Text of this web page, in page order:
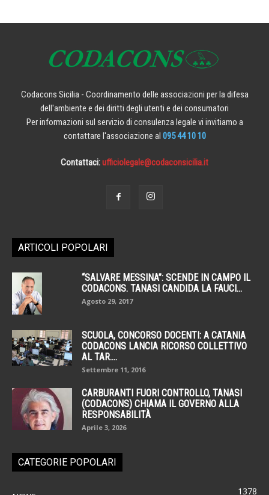
Codacons Sicilia - Coordinamento delle associazioni per la difesa
dell'ambiente e dei diritti degli utenti e dei consumatori
Per informazioni sul servizio di consulenza legale vi invitiamo a
contattare l'associazione al 095 44 10 10
Contattaci:ufficiolegale@codaconsicilia.it
ARTICOLI POPOLARI
“SALVARE MESSINA”: SCENDE IN CAMPO IL
CODACONS. TANASI CANDIDA LA FAUCI...
Agosto 29, 2017
SCUOLA, CONCORSO DOCENTI: A CATANIA
CODACONS LANCIA RICORSO COLLETTIVO
AL TAR....
Settembre 11, 2016
CARBURANTI FUORI CONTROLLO, TANASI
(CODACONS) CHIAMA IL GOVERNO ALLA
RESPONSABILITÀ
Aprile 3, 2026
CATEGORIE POPOLARI
1378